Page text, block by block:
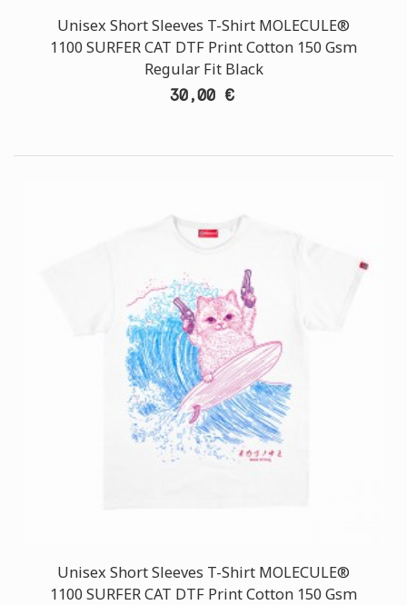
Unisex Short Sleeves T-Shirt MOLECULE®
1100 SURFER CAT DTF Print Cotton 150 Gsm
Regular Fit Black
30,00 €
Unisex Short Sleeves T-Shirt MOLECULE®
1100 SURFER CAT DTF Print Cotton 150 Gsm